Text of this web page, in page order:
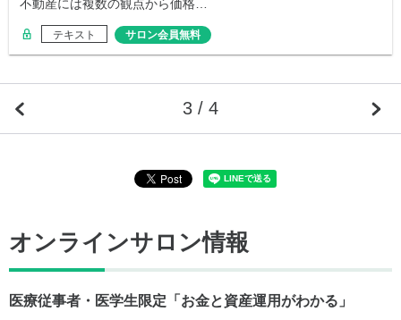
不動産には複数の観点から価格…
テキスト サロン会員無料
3 / 4
オンラインサロン情報
医療従事者・医学生限定「お金と資産運用がわかる」